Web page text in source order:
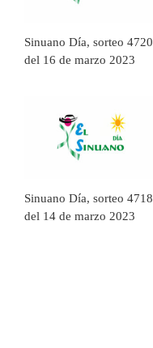
Sinuano Día, sorteo 4720
del 16 de marzo 2023
Sinuano Día, sorteo 4718
del 14 de marzo 2023